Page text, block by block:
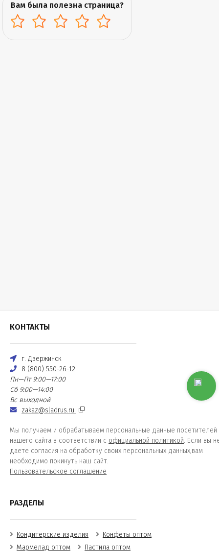
Вам была полезна страница?
КОНТАКТЫ
г. Дзержинск
8 (800) 550-26-12
Пн—Пт 9:00—17:00
Сб 9:00—14:00
Вс выходной
zakaz@sladrus.ru
Мы получаем и обрабатываем персональные данные посетителей
нашего сайта в соответствии с официальной политикой. Если вы
даете согласия на обработку своих персональных данных,вам
необходимо покинуть наш сайт.
Пользовательское соглашение
РАЗДЕЛЫ
Кондитерские изделия
Конфеты оптом
Мармелад оптом
Пастила оптом